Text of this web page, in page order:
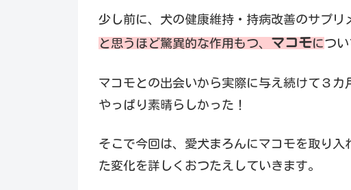
少し前に、犬の健康維持・持病改善のサプリ
と思うほど驚異的な作用もつ、 マコモにつ
マコモとの出会いから実際に与え続けて３
やっぱり素晴らしかった！
そこで今回は、愛犬まろんにマコモを取り
た変化を詳しくおつたえしていきます。